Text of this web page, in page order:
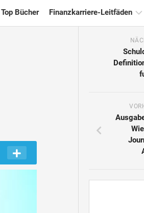
Top Bücher Finanzkarriere-Leitfäden
Finanzmodellierung